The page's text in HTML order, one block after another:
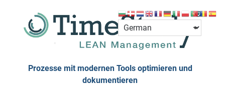
content
Prozesse mit modernen Tools optimieren und
dokumentieren